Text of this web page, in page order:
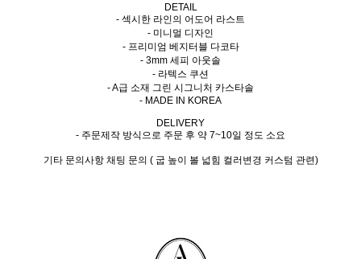
DETAIL
- 섹시한 라인의 어도어 라스트
- 미니멀 디자인
- 프리미엄 베지터블 다코타
- 3mm 세피 아웃솔
- 라텍스 쿠션
- A급 소재 그린 시그니처 카스타솔
- MADE IN KOREA
DELIVERY
- 주문제작 방식으로 주문 후 약 7~10일 정도 소요
기타 문의사항 채팅 문의 ( 굽 높이 볼 넓힘 컬러변경 커스텀 관련)